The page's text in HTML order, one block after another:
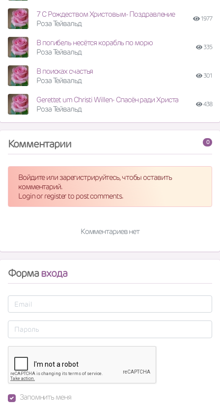
7 С Рождеством Христовым- Поздравление
Роза Тейвальд
1977
В погибель несётся корабль по морю
Роза Тейвальд
335
В поисках счастья
Роза Тейвальд
301
Gerettet um Christi Willen- Спасён ради Христа
Роза Тейвальд
438
0
Комментарии
Войдите или зарегистрируйтесь, чтобы оставить
комментарий.
Login or register to post comments.
Комментариев нет
Формавхода
Запомнить меня